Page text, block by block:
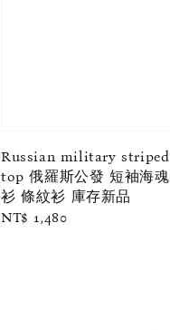
Russian military striped
top 俄羅斯公發 短袖海魂
衫 條紋衫 庫存新品
Regular
NT$ 1,480